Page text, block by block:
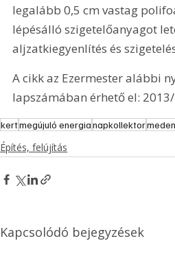
legalább 0,5 cm vastag
lépésálló szigetelőanyagot
aljzatkiegyenlítés és
A cikk az Ezermester alábbi
lapszámában érhető el:
kertmegújuló energianapkollektor
Építés, felújítás
Kapcsolódó bejegyzések